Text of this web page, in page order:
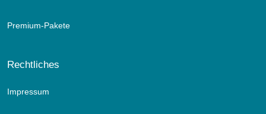
Premium-Pakete
Rechtliches
Impressum